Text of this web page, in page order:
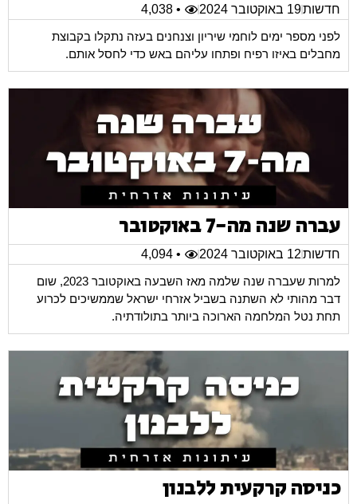
חדשות19 באוקטובר 2024
• 4,038
לפני מספר ימים לוחמי שיריון וצנחנים בעזה נתקלו בקבוצת
מחבלים באיזו רפיח ופתחו עליהם באש כדי לחסל אותם.
עברה שנה מה-7 באוקטובר
חדשות12 באוקטובר 2024
• 4,094
למרות שעברה שנה שלמה מאז השבעה באוקטובר 2023, שום
דבר מהותי לא השתנה בשביל אזרחי ישראל שממשיכים לכרוע
תחת נטל המלחמה הארוכה ביותר בתולודתיה.
כניסה קרקעית ללבנון